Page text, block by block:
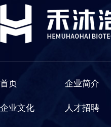
首页 企业简介
企业文化 人才招聘